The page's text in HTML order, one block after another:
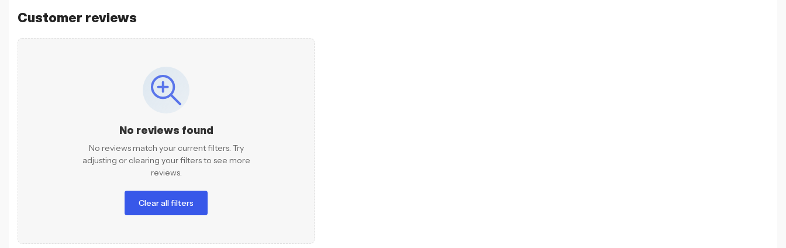
Customer reviews
No reviews found
No reviews match your current filters. Try
adjusting or clearing your filters to see more
reviews.
Clear all filters